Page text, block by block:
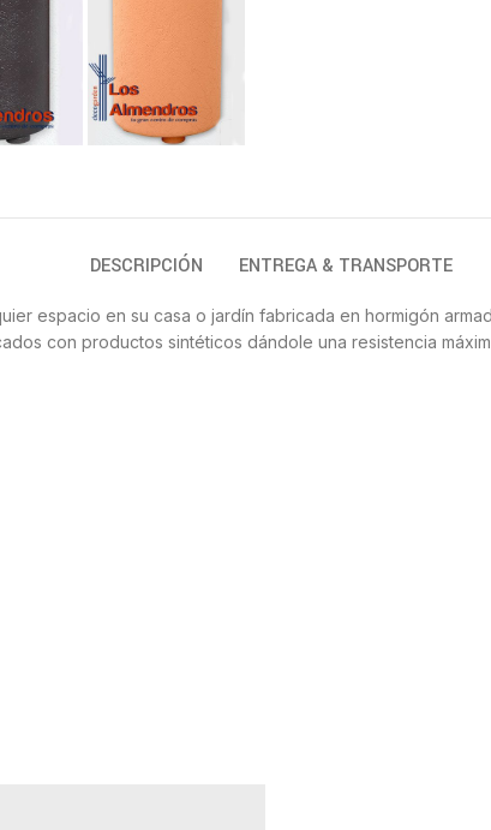
DESCRIPCIÓN ENTREGA & TRANSPORTE
espacio en su casa o jardín fabricada en hormigón
con productos sintéticos dándole una resistencia